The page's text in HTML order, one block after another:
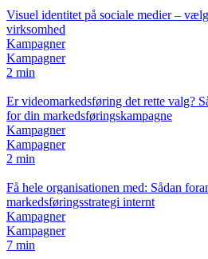
Visuel identitet på sociale medier –
virksomhed
Kampagner
Kampagner
2 min
Er videomarkedsføring det rette valg?
for din markedsføringskampagne
Kampagner
Kampagner
2 min
Få hele organisationen med: Sådan
markedsføringsstrategi internt
Kampagner
Kampagner
7 min